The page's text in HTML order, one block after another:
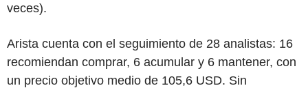
veces).
Arista cuenta con el seguimiento de 28 analistas: 16
recomiendan comprar, 6 acumular y 6 mantener, con
un precio objetivo medio de 105,6 USD. Sin